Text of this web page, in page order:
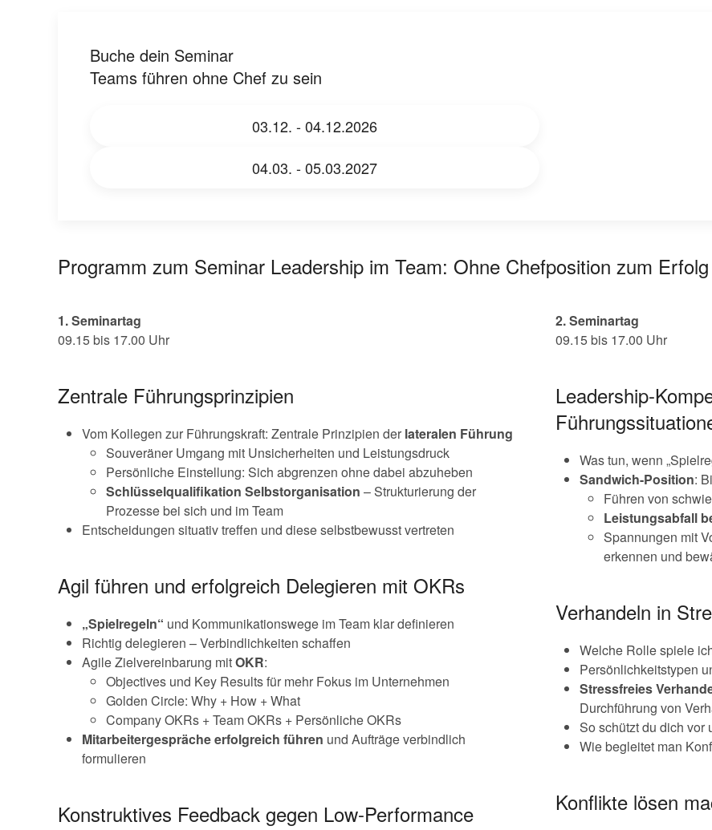
Buche dein Seminar
Teams führen ohne Chef zu sein
03.12. - 04.12.2026
04.03. - 05.03.2027
Programm zum Seminar Leadership im Team: Ohne Chefposition zum Erfolg
1. Seminartag
09.15 bis 17.00 Uhr
Zentrale Führungsprinzipien
Vom Kollegen zur Führungskraft: Zentrale Prinzipien der lateralen Führung
Souveräner Umgang mit Unsicherheiten und Leistungsdruck
Persönliche Einstellung: Sich abgrenzen ohne dabei abzuheben
Schlüsselqualifikation Selbstorganisation – Strukturierung der
Prozesse bei sich und im Team
Entscheidungen situativ treffen und diese selbstbewusst vertreten
Agil führen und erfolgreich Delegieren mit OKRs
„Spielregeln“ und Kommunikationswege im Team klar definieren
Richtig delegieren – Verbindlichkeiten schaffen
Agile Zielvereinbarung mitOKR:
Objectives und Key Results für mehr Fokus im Unternehmen
Golden Circle: Why + How + What
Company OKRs + Team OKRs + Persönliche OKRs
Mitarbeitergespräche erfolgreich führen und Aufträge verbindlich
formulieren
Konstruktives Feedback gegen Low-Performance
2. Seminartag
09.15 bis 17.00 Uhr
Leadership-
Was tun, wenn
Sandwich-Position:
Führen von
Leistungsabfall
Spannungen mit
erkennen und
Verhandeln in
Welche Rolle spiele
Persönlichkeitstypen
Stressfreies
Durchführung von
So schützt du dich vor
Wie begleitet man
Konflikte lösen